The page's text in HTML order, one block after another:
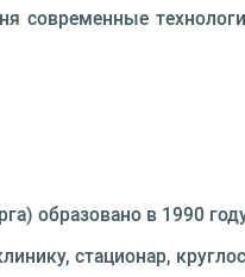
современные
образовано в 1990
стационар,